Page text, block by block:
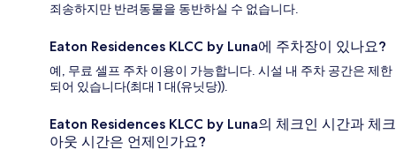
죄송하지만 반려동물을 동반하실 수 없습니다.
Eaton Residences KLCC by Luna에 주차장이 있나요?
예, 무료 셀프 주차 이용이 가능합니다. 시설 내 주차 공간은 제한
되어 있습니다(최대 1 대(유닛당)).
Eaton Residences KLCC by Luna의 체크인 시간과 체크
아웃 시간은 언제인가요?